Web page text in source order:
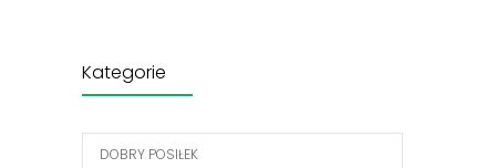
Kategorie
DOBRY POSIŁEK